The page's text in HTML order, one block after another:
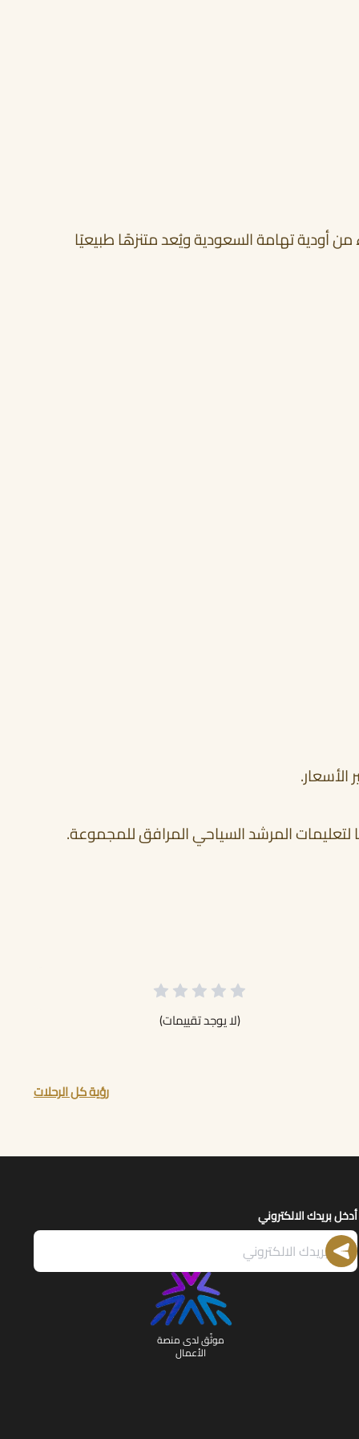
أودية تهامة السعودية ويُعد متنزهًا طبيعيًا
الأسعار.
لتعليمات المرشد السياحي المرافق للمجموعة.
(لا يوجد تقييمات)
رؤية كل الرحلات
أدخل بريدك الالكتروني
موثّق لدى منصة
الأعمال